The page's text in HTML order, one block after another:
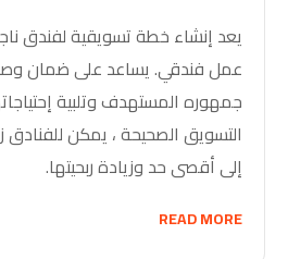
يعد إنشاء خطة تسويقية لفندق
عمل فندقي. يساعد على ضمان
جمهوره المستهدف وتلبية
التسويق الصحيحة ، يمكن للفنادق
إلى أقصى حد وزيادة ربحيتها.
READ MORE